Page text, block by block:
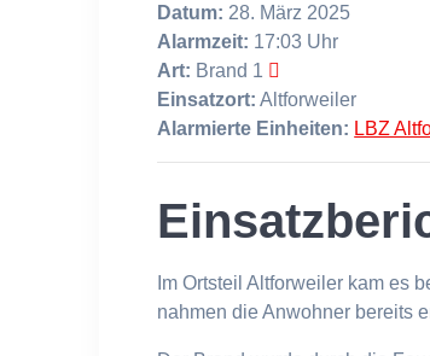
Datum: 28. März 2025
Alarmzeit: 17:03 Uhr
Art: Brand 1
Einsatzort: Altforweiler
Alarmierte Einheiten: LBZ
Im Ortsteil Altforweiler kam es
nahmen die Anwohner bereits